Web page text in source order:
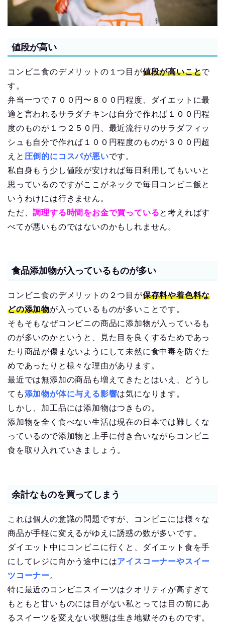
値段が高い
コンビニ食のデメリットの１つ目が値段が高いことで
す。
弁当一つで７００円〜８００円程度、ダイエットに最
適と言われるサラダチキンは自分で作れば１００円程
度のものが１つ２５０円、最近流行りのサラダフィッ
シュも自分で作れば１００円程度のものが３００円超
えと 圧倒的にコスパが悪いです。
私自身もう少し値段が安ければ毎日利用してもいいと
思っているのですがここがネックで毎日コンビニ飯と
いうわけには行きません。
ただ、調理する時間をお金で買っていると考えればす
べてが悪いものではないのかもしれません。
食品添加物が入っているものが多い
コンビニ食のデメリットの２つ目が保存料や着色料な
どの添加物が入っているものが多いことです。
そもそもなぜコンビニの商品に添加物が入っているも
のが多いのかというと、見た目を良くするためであっ
たり商品が傷まないようにして未然に食中毒を防ぐた
めであったりと様々な理由があります。
最近では無添加の商品も増えてきたとはいえ、どうし
ても添加物が体に与える影響は気になります。
しかし、加工品には添加物はつきもの。
添加物を全く食べない生活は現在の日本では難しくな
っているので添加物と上手に付き合いながらコンビニ
食を取り入れていきましょう。
余計なものを買ってしまう
これは個人の意識の問題ですが、コンビニには様々な
商品が手軽に変えるがゆえに誘惑の数が多いです。
ダイエット中にコンビニに行くと、ダイエット食を手
にしてレジに向かう途中にはアイスコーナーやスイー
ツコーナー。
特に最近のコンビニスイーツはクオリティが高すぎて
もともと甘いものには目がない私とっては目の前にあ
るスイーツを変えない状態は生き地獄そのものです。